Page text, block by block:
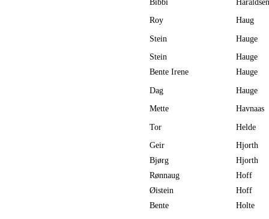
Bibbi
Haraldsen
Roy
Haug
Stein
Hauge
Stein
Hauge
Bente Irene
Hauge
Dag
Hauge
Mette
Havnaas
Tor
Helde
Geir
Hjorth
Bjørg
Hjorth
Rønnaug
Hoff
Øistein
Hoff
Bente
Holte